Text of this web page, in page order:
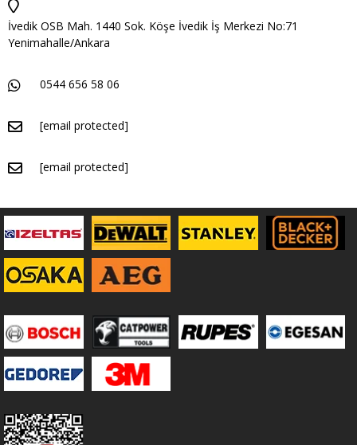
İvedik OSB Mah. 1440 Sok. Köşe İvedik İş Merkezi No:71
Yenimahalle/Ankara
0544 656 58 06
[email protected]
[email protected]